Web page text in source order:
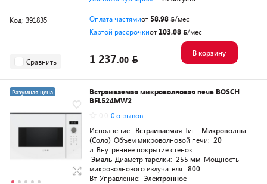
Код: 391835 Оплата частямиот 58,98
/мес
Картой рассрочкиот 103,08 /мес
Сравнить 1 237.00
В корзину
Разумная цена
Встраиваемая микроволновая печь BOSCH
BFL524MW2
0 отзывов
Исполнение: Встраиваемая Тип: Микроволны
(Соло) Объем микроволновой печи: 20
л Внутреннее покрытие стенок:
Эмаль Диаметр тарелки: 255 мм Мощность
микроволнового излучателя: 800
Вт Управление: Электронное